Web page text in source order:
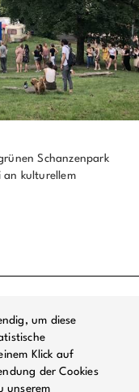
Schanzenpark
kulturellem
um diese
Klick auf
der Cookies
unserem